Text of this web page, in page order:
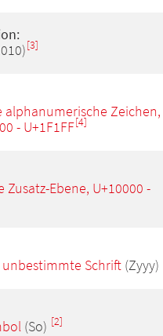
[3]
alphanumerische Zeichen,
- U+1F1FF[4]
Zusatz-Ebene, U+10000 -
Schrift(Zyyy)
(So) [2]